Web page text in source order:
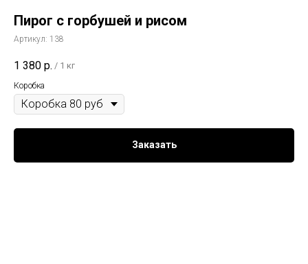
Пирог с горбушей и рисом
Артикул: 138
1 380 р. / 1 кг
Коробка
Заказать